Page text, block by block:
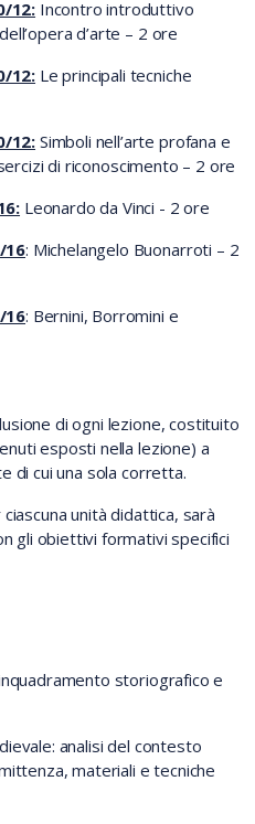
12: Incontro introduttivo
d’arte – 2 ore
12: Le principali tecniche
12:Simboli nell’arte profana e
di riconoscimento – 2 ore
Leonardo da Vinci - 2 ore
16: Michelangelo Buonarroti – 2
16: Bernini, Borromini e
di ogni lezione, costituito
esposti nella lezione) a
di cui una sola corretta.
unità didattica, sarà
gli obiettivi formativi specifici
storiografico e
analisi del contesto
materiali e tecniche